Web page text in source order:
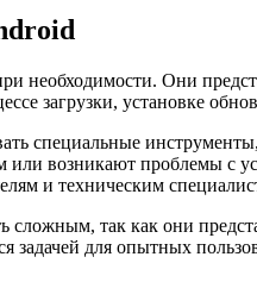
необходимости. Они
загрузки, установке
специальные
возникают проблемы с
и техническим
сложным, так как они
задачей для опытных